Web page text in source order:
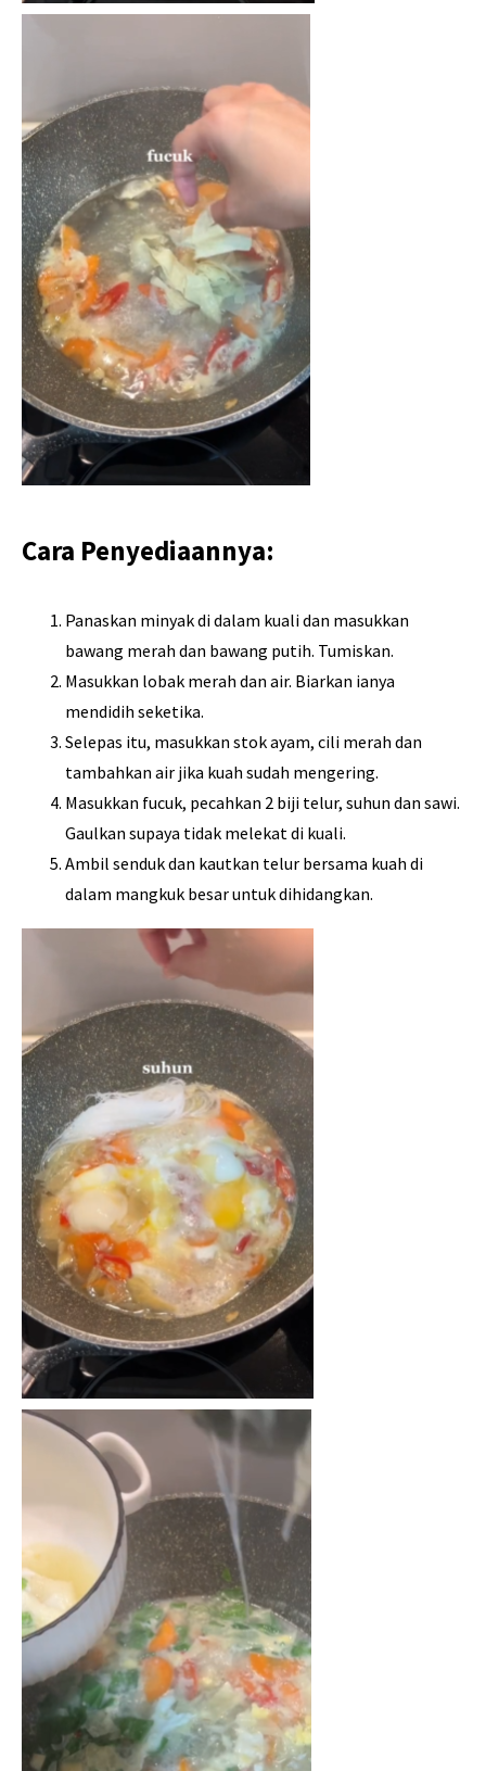
Cara Penyediaannya:
Panaskan minyak di dalam kuali dan masukkan
bawang merah dan bawang putih. Tumiskan.
Masukkan lobak merah dan air. Biarkan ianya
mendidih seketika.
Selepas itu, masukkan stok ayam, cili merah dan
tambahkan air jika kuah sudah mengering.
Masukkan fucuk, pecahkan 2 biji telur, suhun dan sawi.
Gaulkan supaya tidak melekat di kuali.
Ambil senduk dan kautkan telur bersama kuah di
dalam mangkuk besar untuk dihidangkan.